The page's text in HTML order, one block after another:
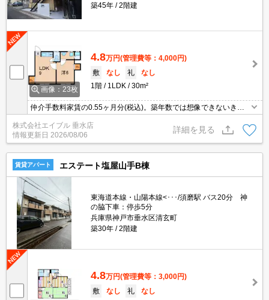
築45年
2階建
画像：23枚
4.8万円(管理費等：4,000円)
敷
なし 礼
なし
1階
1LDK 30m²
仲介手数料家賃の0.55ヶ月分(税込)。築年数では想像できないきれ
いなお部屋。ワンルームでは狭いという方に。退去時、ルームクリ
ーニング料金33,000円。お問い合わせお待ちしております。
株式会社エイブル 垂水店
情報更新日 2026/08/06
詳細を見る
賃貸アパート エステート塩屋山手B棟
東海道本線・山陽本線<･･･/須磨駅 バス20分 神
の脇下車：停歩5分
兵庫県神戸市垂水区清玄町
築30年
2階建
4.8万円(管理費等：3,000円)
敷
なし 礼
なし